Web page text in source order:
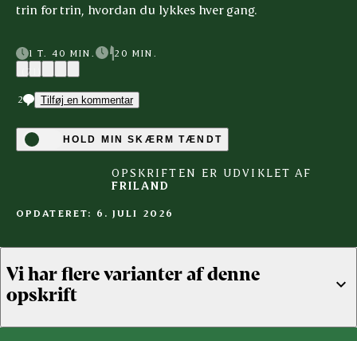
trin for trin, hvordan du lykkes hver gang.
1 T. 40 MIN.
20 MIN.
(71)
2 Tilføj en kommentar
HOLD MIN SKÆRM TÆNDT
OPSKRIFTEN ER UDVIKLET AF
FRILAND
OPDATERET: 6. JULI 2026
Vi har flere varianter af denne
opskrift